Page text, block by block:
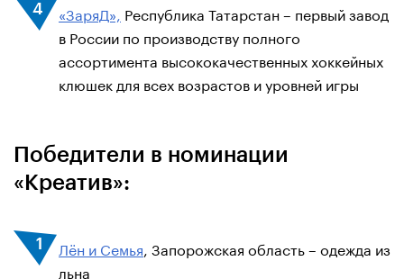
«ЗаряД», Республика Татарстан – первый завод
в России по производству полного
ассортимента высококачественных хоккейных
клюшек для всех возрастов и уровней игры
Победители в номинации
«Креатив»:
Лён и Семья , Запорожская область – одежда из
льна